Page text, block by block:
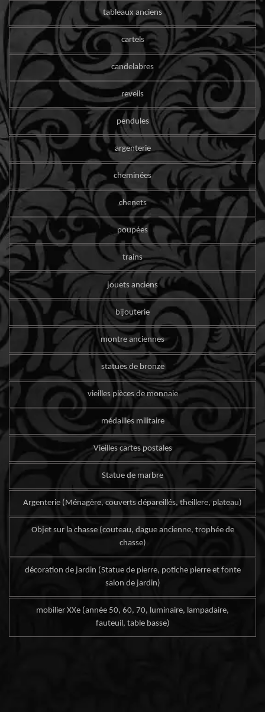
tableaux anciens
cartels
candelabres
reveils
pendules
argenterie
cheminées
chenets
poupées
trains
jouets anciens
bijouterie
montre anciennes
statues de bronze
vieilles pièces de monnaie
médailles militaire
Vieilles cartes postales
Statue de marbre
Argenterie (Ménagère, couverts dépareillés, theillere, plateau)
Objet sur la chasse (couteau, dague ancienne, trophée de
chasse)
décoration de jardin (Statue de pierre, potiche pierre et fonte
salon de jardin)
mobilier XXe (année 50, 60, 70, luminaire, lampadaire,
fauteuil, table basse)